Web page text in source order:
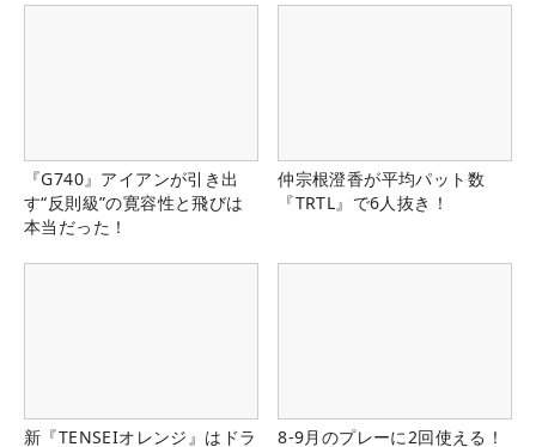
『G740』アイアンが引き出
す“反則級”の寛容性と飛びは
本当だった！
仲宗根澄香が平均パット数
『TRTL』で6人抜き！
新『TENSEIオレンジ』はドラ
8-9月のプレーに2回使える！